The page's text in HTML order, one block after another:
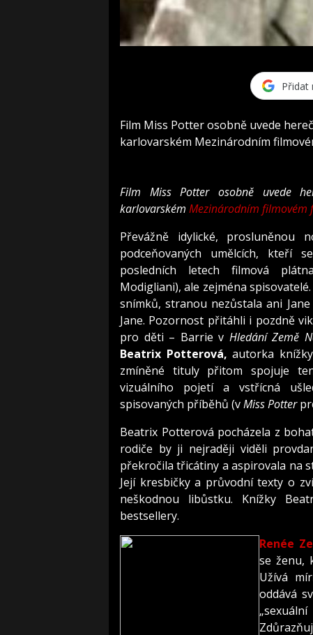
Přidat
Film Miss Potter osobně uvede
karlovarském Mezinárodním
Film Miss Potter osobně uvede
karlovarském Mezinárodním filmovém
Převážně idylické, prosluněnou
podceňovaných umělcích, kteří
posledních letech filmová
Modigliani), ale zejména
snímků, stranou nezůstala ani
Jane. Pozornost přitáhli i pozdně
pro děti – Barrie v Hledání Země
Beatrix Potterová, autorka
zmíněné tituly přitom spojuje
vizuálního pojetí a vstřícná
spisovaných příběhů (vMiss Potter
Beatrix Potterová pocházela z
rodiče by ji nejraději viděli
překročila třicátiny a aspirovala na
Její kresbičky a průvodní texty o
neškodnou libůstku. Knížky
bestsellery.
Renée
se ženu,
Užívá
oddává